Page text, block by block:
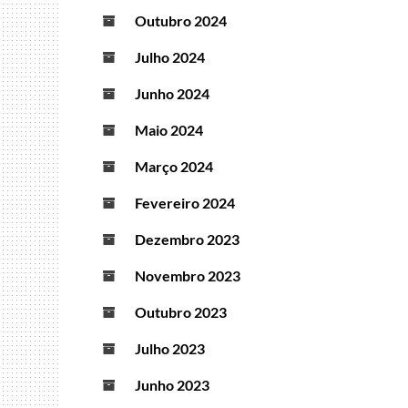
Outubro 2024
Julho 2024
Junho 2024
Maio 2024
Março 2024
Fevereiro 2024
Dezembro 2023
Novembro 2023
Outubro 2023
Julho 2023
Junho 2023